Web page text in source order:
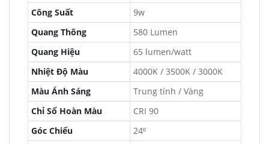
Công Suất
9w
Quang Thông
580 Lumen
Quang Hiệu
65 lumen/watt
Nhiệt Độ Màu
4000K / 3500K / 3000K
Màu Ánh Sáng
Trung tính / Vàng
Chỉ Số Hoàn Màu
CRI 90
Góc Chiếu
24⁰